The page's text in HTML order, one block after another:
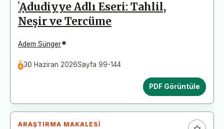
ʿẠdudiyye Adlı Eseri: Tahlil,
Neşir ve Tercüme
Adem Sünger*
30 Haziran 2026Sayfa 99-144
PDF Görüntüle
ARAŞTIRMA MAKALESI